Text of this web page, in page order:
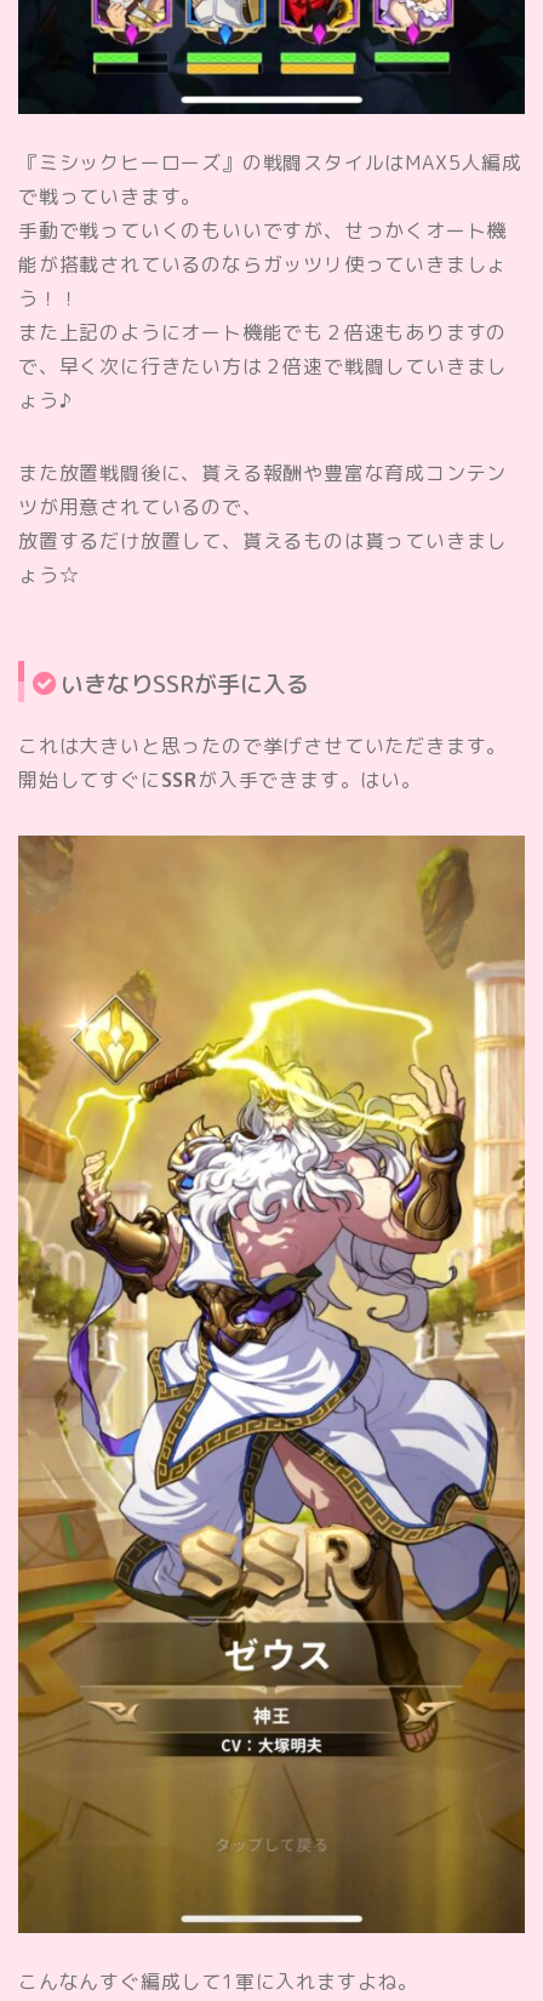
『ミシックヒーローズ』の戦闘スタイルはMAX5人編成
で戦っていきます。
手動で戦っていくのもいいですが、せっかくオート機
能が搭載されているのならガッツリ使っていきましょ
う！！
また上記のようにオート機能でも２倍速もありますの
で、早く次に行きたい方は２倍速で戦闘していきまし
ょう♪
また放置戦闘後に、 貰える報酬や豊富な育成コンテン
ツが用意されているので、
放置するだけ放置して、貰えるものは貰っていきまし
ょう☆
いきなりSSRが手に入る
これは大きいと思ったので挙げさせていただきます。
開始してすぐにSSRが入手できます。はい。
こんなんすぐ編成して1軍に入れますよね。